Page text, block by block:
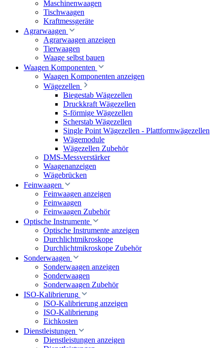
Maschinenwaagen
Tischwaagen
Kraftmessgeräte
Agrarwaagen
Agrarwaagen anzeigen
Tierwaagen
Waage selbst bauen
Waagen Komponenten
Waagen Komponenten anzeigen
Wägezellen
Biegestab Wägezellen
Druckkraft Wägezellen
S-förmige Wägezellen
Scherstab Wägezellen
Single Point Wägezellen - Plattformwägezellen
Wägemodule
Wägezellen Zubehör
DMS-Messverstärker
Waagenanzeigen
Wägebrücken
Feinwaagen
Feinwaagen anzeigen
Feinwaagen
Feinwaagen Zubehör
Optische Instrumente
Optische Instrumente anzeigen
Durchlichtmikroskope
Durchlichtmikroskope Zubehör
Sonderwaagen
Sonderwaagen anzeigen
Sonderwaagen
Sonderwaagen Zubehör
ISO-Kalibrierung
ISO-Kalibrierung anzeigen
ISO-Kalibrierung
Eichkosten
Dienstleistungen
Dienstleistungen anzeigen